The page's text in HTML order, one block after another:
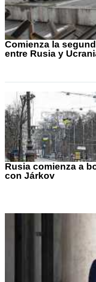
Comienza la
entre Rusia y
Rusia comienza a
con Járkov